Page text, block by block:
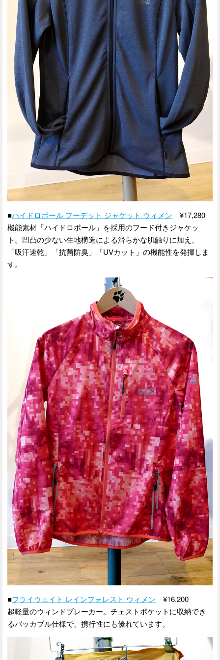
■ハイドロポール フーデット ジャケット ウィメン ¥17,280
機能素材「ハイドロポール」を採用のフード付きジャケッ
ト。凹凸の少ない生地構造による滑らかな肌触りに加え、
「吸汗速乾」「抗菌防臭」「UVカット」の機能性を発揮しま
す。
■フライウェイト レインフォレスト ウィメン ¥16,200
超軽量のウィンドブレーカー。チェストポケットに収納でき
るパッカブル仕様で、携行性にも優れています。